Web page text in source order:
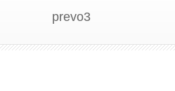
prevo3